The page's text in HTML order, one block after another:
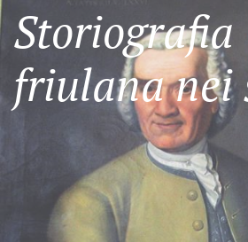
Storiografia
friulana nei